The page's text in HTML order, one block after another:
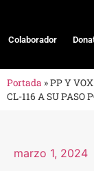
Colaborador
Portada »PP Y
CL-116 A SU PASO
marzo 1, 2024